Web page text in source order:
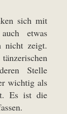
sich mit
etwas
nicht zeigt.
Stelle
wichtig als
Es ist die